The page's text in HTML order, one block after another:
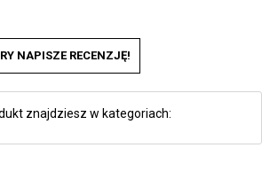
NAPISZE RECENZJĘ!
znajdziesz w kategoriach: